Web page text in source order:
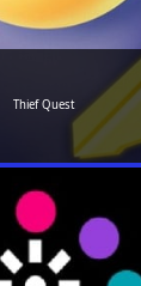
Thief Quest